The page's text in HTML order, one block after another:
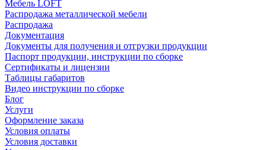
Мебель LOFT
Распродажа металлической мебели
Распродажа
Документация
Документы для получения и отгрузки продукции
Паспорт продукции, инструкции по сборке
Сертификаты и лицензии
Таблицы габаритов
Видео инструкции по сборке
Блог
Услуги
Оформление заказа
Условия оплаты
Условия доставки